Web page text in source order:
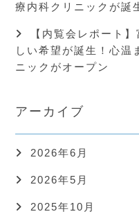
療内科クリニックが誕
【内覧会レポート
しい希望が誕生！心温
ニックがオープン
アーカイブ
2026年6月
2026年5月
2025年10月